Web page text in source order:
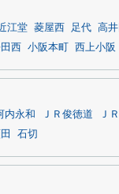
江堂 菱屋西 足代 高井
西 小阪本町 西上小阪
内永和 ＪＲ俊徳道 Ｊ
石切